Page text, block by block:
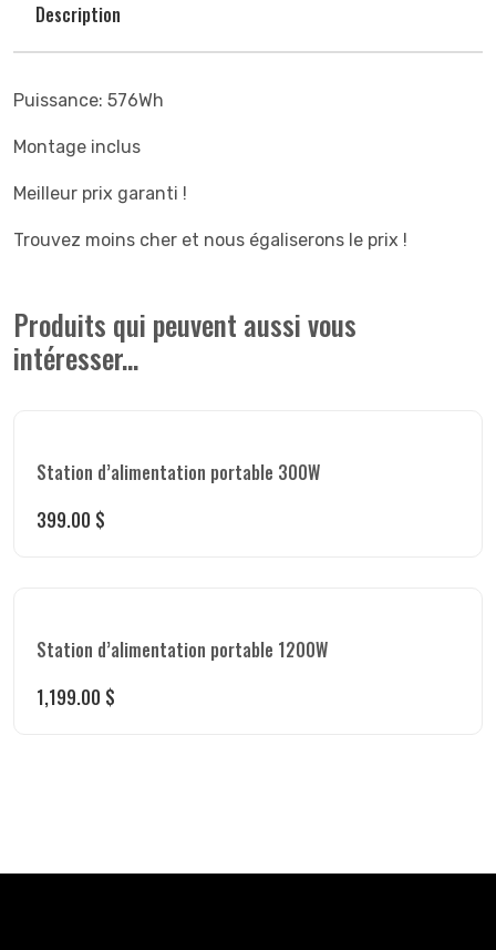
Description
Puissance: 576Wh
Montage inclus
Meilleur prix garanti !
Trouvez moins cher et nous égaliserons le prix !
Produits qui peuvent aussi vous
intéresser...
Station d’alimentation portable 300W
399.00 $
Station d’alimentation portable 1200W
1,199.00 $